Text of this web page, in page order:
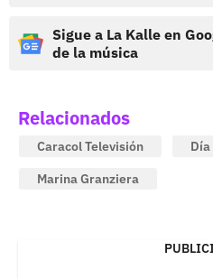
Sigue a La Kalle en
de la música
Relacionados
Caracol Televisión
Día
Marina Granziera